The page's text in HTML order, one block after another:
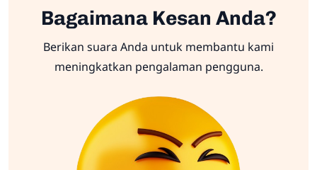
Bagaimana Kesan Anda?
Berikan suara Anda untuk membantu kami
meningkatkan pengalaman pengguna.